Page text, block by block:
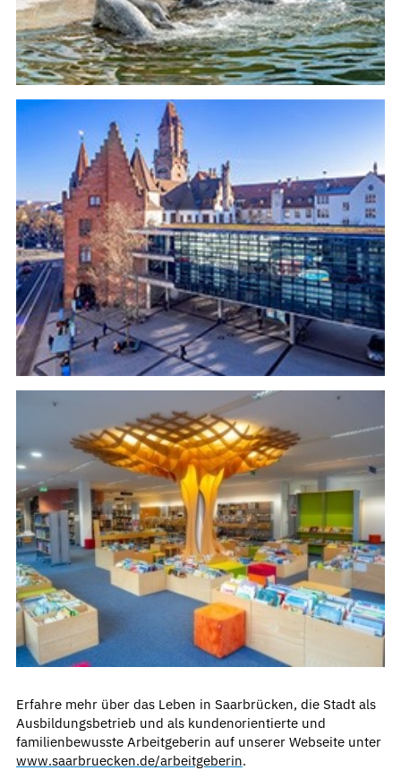
Erfahre mehr über das Leben in Saarbrücken, die Stadt als
Ausbildungsbetrieb und als kundenorientierte und
familienbewusste Arbeitgeberin auf unserer Webseite unter
www.saarbruecken.de/arbeitgeberin.